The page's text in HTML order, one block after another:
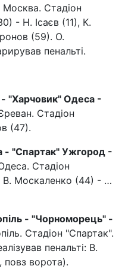
Москва. Стадіон
- Н. Ісаєв (11), К.
(59). О.
пенальті.
"Харчовик" Одеса -
Стадіон
(47).
- "Спартак" Ужгород -
Стадіон
В. Москаленко (44) - …
- "Чорноморець" -
Стадіон "Спартак".
пенальті: В.
повз ворота).